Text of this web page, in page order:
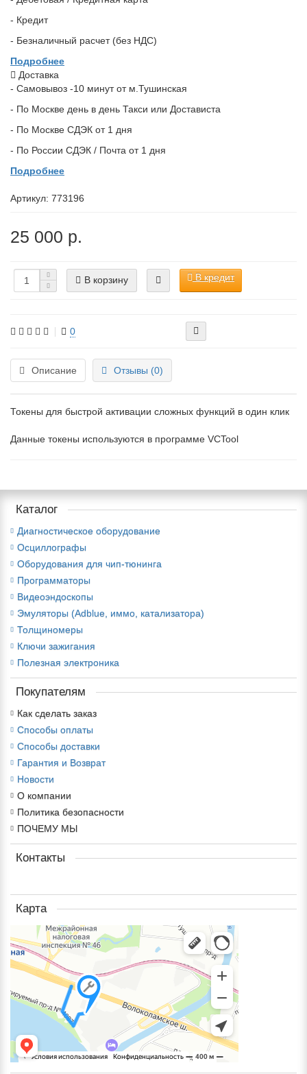
- Кредит
- Безналичный расчет (без НДС)
Подробнее
Доставка
- Самовывоз -10 минут от м.Тушинская
- По Москве день в день Такси или Достависта
- По Москве СДЭК от 1 дня
- По России СДЭК / Почта от 1 дня
Подробнее
Артикул: 773196
25 000 р.
В корзину В кредит
0
Описание Отзывы (0)
Токены для быстрой активации сложных функций в один клик
Данные токены используются в программе VCTool
Каталог
Диагностическое оборудование
Осциллографы
Оборудования для чип-тюнинга
Программаторы
Видеоэндоскопы
Эмуляторы (Adblue, иммо, катализатора)
Толщиномеры
Ключи зажигания
Полезная электроника
Покупателям
Как сделать заказ
Способы оплаты
Способы доставки
Гарантия и Возврат
Новости
О компании
Политика безопасности
ПОЧЕМУ МЫ
Контакты
Карта